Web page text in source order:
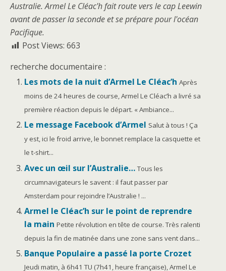
Australie. Armel Le Cléac'h fait route vers le cap Leewin
avant de passer la seconde et se prépare pour l'océan
Pacifique.
Post Views: 663
recherche documentaire :
Les mots de la nuit d’Armel Le Cléac’h Après
moins de 24 heures de course, Armel Le Cléac’h a livré sa
première réaction depuis le départ. « Ambiance...
Le message Facebook d’Armel Salut à tous ! Ça
y est, ici le froid arrive, le bonnet remplace la casquette et
le t-shirt...
Avec un œil sur l’Australie… Tous les
circumnavigateurs le savent : il faut passer par
Amsterdam pour rejoindre l’Australie ! ...
Armel le Cléac’h sur le point de reprendre
la main Petite révolution en tête de course. Très ralenti
depuis la fin de matinée dans une zone sans vent dans...
Banque Populaire a passé la porte Crozet
Jeudi matin, à 6h41 TU (7h41, heure française), Armel Le